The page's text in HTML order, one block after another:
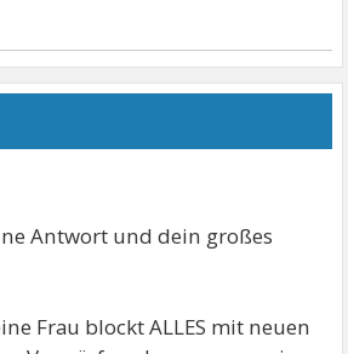
Antwort und dein großes
Frau blockt ALLES mit neuen